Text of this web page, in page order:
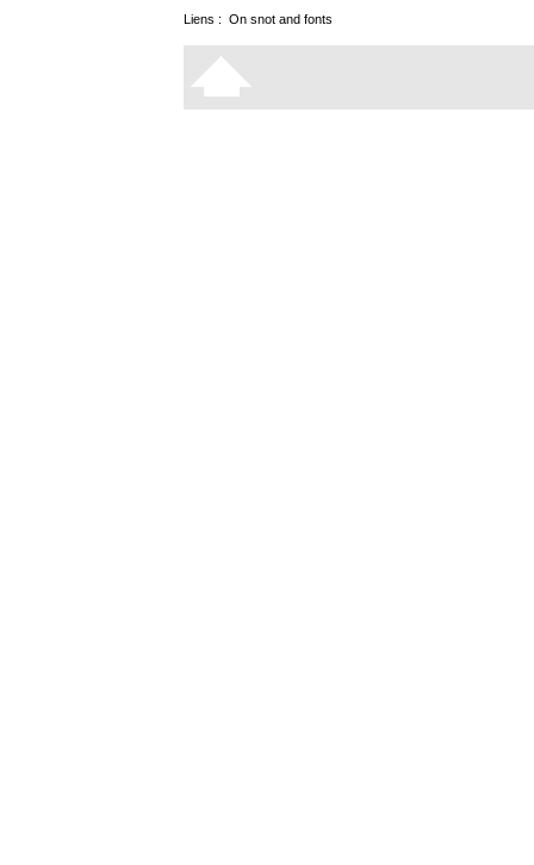
Liens : On snot and fonts